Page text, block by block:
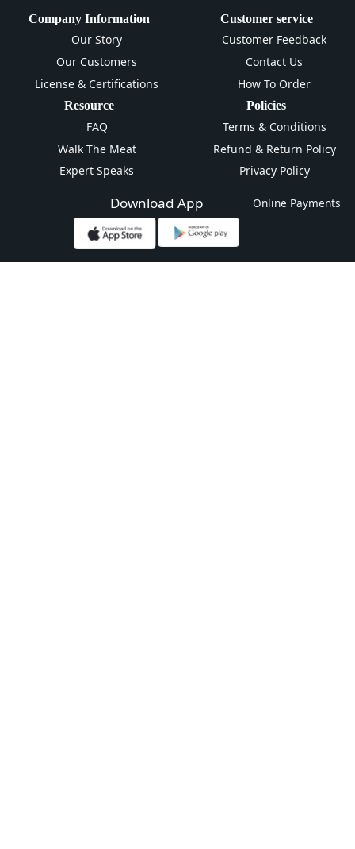
Company Information
Our Story
Our Customers
License & Certifications
Customer service
Customer Feedback
Contact Us
How To Order
Resource
FAQ
Walk The Meat
Expert Speaks
Policies
Terms & Conditions
Refund & Return Policy
Privacy Policy
Download App Online Payments